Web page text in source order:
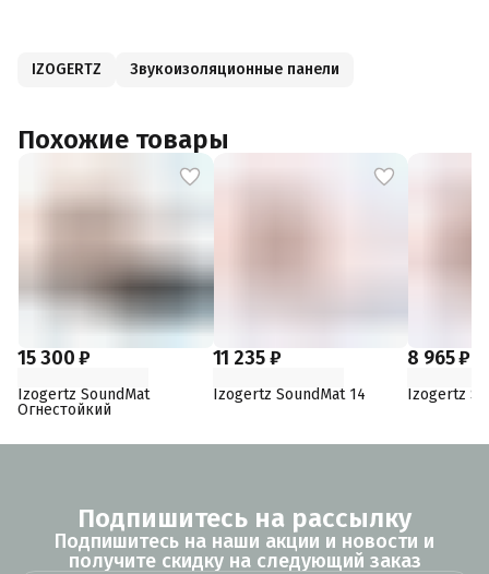
IZOGERTZ Звукоизоляционные панели
Похожие товары
15 300 ₽
Izogertz SoundMat
Огнестойкий
11 235 ₽
Izogertz SoundMat 14
8 965 ₽
Izogertz
Подпишитесь на рассылку
Подпишитесь на наши акции и новости и
получите скидку на следующий заказ